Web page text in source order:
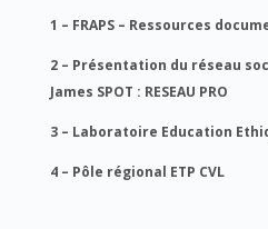
1 – FRAPS – Ressources
2 – Présentation du réseau
James SPOT : RESEAU PRO
3 – Laboratoire Education
4 – Pôle régional ETP CVL